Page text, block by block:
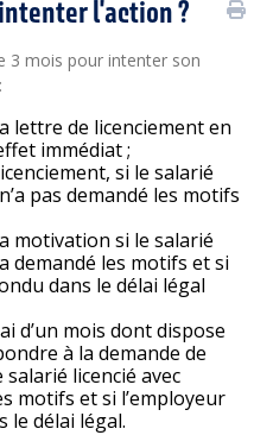
l'action ?
3 mois pour intenter son
lettre de licenciement en
immédiat ;
si le salarié
pas demandé les motifs
motivation si le salarié
demandé les motifs et si
dans le délai légal
d’un mois dont dispose
à la demande de
licencié avec
motifs et si l’employeur
le délai légal.